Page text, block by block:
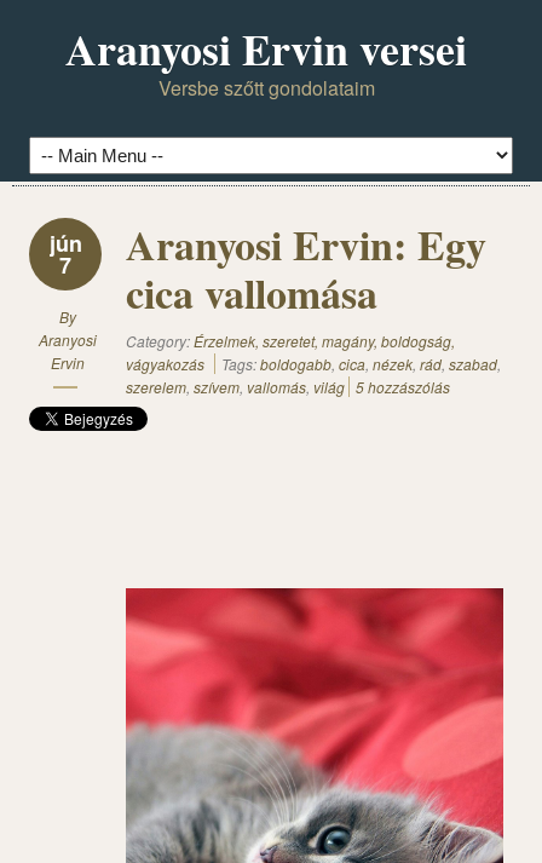
Aranyosi Ervin versei
Versbe szőtt gondolataim
jún
7
By
Aranyosi
Ervin
Aranyosi Ervin: Egy
cica vallomása
Category:Érzelmek, szeretet, magány, boldogság,
vágyakozás
Tags:boldogabb, cica, nézek, rád, szabad,
szerelem, szívem, vallomás, világ 5 hozzászólás